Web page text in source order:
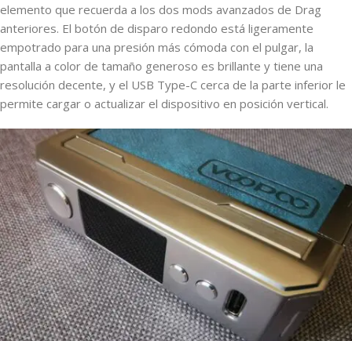
elemento que recuerda a los dos mods avanzados de Drag
anteriores. El botón de disparo redondo está ligeramente
empotrado para una presión más cómoda con el pulgar, la
pantalla a color de tamaño generoso es brillante y tiene una
resolución decente, y el USB Type-C cerca de la parte inferior le
permite cargar o actualizar el dispositivo en posición vertical.